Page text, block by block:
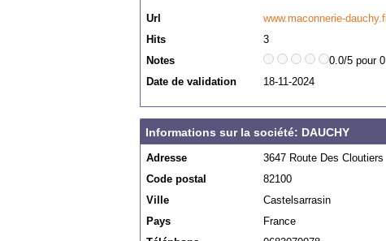
Url
www.maconnerie-
Hits
3
Notes
0.0/5 pour
Date de validation
18-11-2024
Informations sur la société: DAUCHY
Adresse
3647 Route Des Cloutiers
Code postal
82100
Ville
Castelsarrasin
Pays
France